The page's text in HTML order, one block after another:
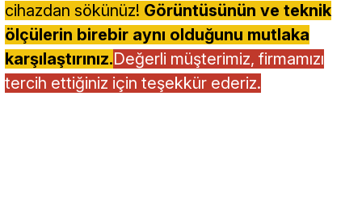
cihazdan sökünüz! Görüntüsünün ve teknik
ölçülerin birebir aynı olduğunu mutlaka
karşılaştırınız.Değerli müşterimiz, firmamızı
tercih ettiğiniz için teşekkür ederiz.